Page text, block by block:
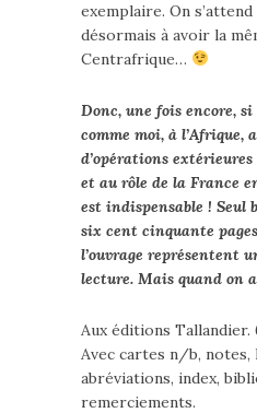
exemplaire. On
désormais à avoir la
Centrafrique…
Donc, une fois encore, si
comme moi, à l’Afrique,
d’opérations
et au rôle de la France
est indispensable ! Seul
six cent cinquante
l’ouvrage représentent
lecture. Mais quand on
Aux éditions Tallandier.
Avec cartes n/b, notes,
abréviations, index,
remerciements.